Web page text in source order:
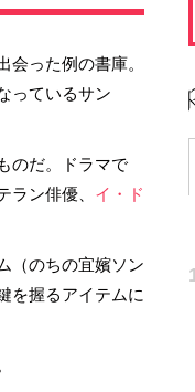
った例の書庫。
っているサン
のだ。ドラマで
ン俳優、 イ・ド
（のちの宜嬪ソン
を握るアイテムに